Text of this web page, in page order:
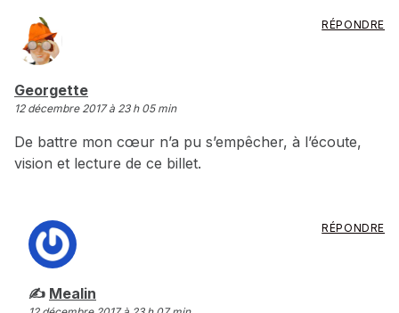
Georgette
12 décembre 2017 à 23 h 05 min
De battre mon cœur n’a pu s’empêcher, à l’écoute,
vision et lecture de ce billet.
RÉPONDRE
Mealin
RÉPONDRE